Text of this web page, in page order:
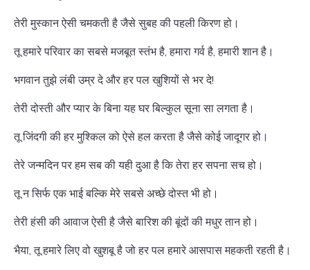
तेरी मुस्कान ऐसी चमकती है जैसे सुबह की पहली किरण हो।
तू हमारे परिवार का सबसे मजबूत स्तंभ है, हमारा गर्व है, हमारी शान है।
भगवान तुझे लंबी उम्र दे और हर पल खुशियों से भर दे!
तेरी दोस्ती और प्यार के बिना यह घर बिल्कुल सूना सा लगता है।
तू जिंदगी की हर मुश्किल को ऐसे हल करता है जैसे कोई जादूगर हो।
तेरे जन्मदिन पर हम सब की यही दुआ है कि तेरा हर सपना सच हो।
तू न सिर्फ एक भाई बल्कि मेरे सबसे अच्छे दोस्त भी हो।
तेरी हंसी की आवाज ऐसी है जैसे बारिश की बूंदों की मधुर तान हो।
भैया, तू हमारे लिए वो खुशबू है जो हर पल हमारे आसपास महकती रहती है।